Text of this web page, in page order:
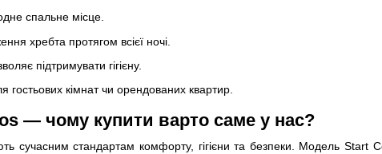
спальне місце.
хребта протягом всієї ночі.
підтримувати гігієну.
гостьових кімнат чи орендованих квартир.
— чому купити варто саме у нас?
сучасним стандартам комфорту, гігієни та безпеки. Модель Start